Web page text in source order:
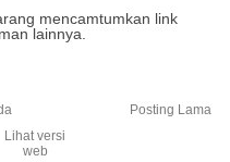
mencamtumkan link
lainnya.
Posting Lama
Lihat versi
web